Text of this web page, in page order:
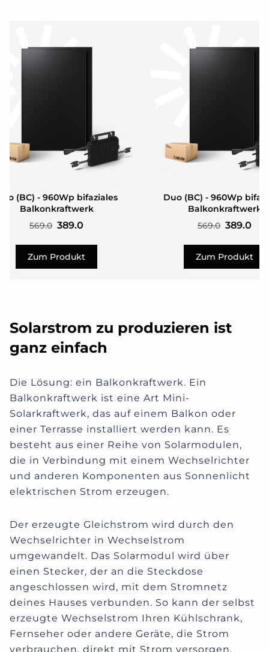
(BC) - 960Wp bifaziales
Balkonkraftwerk
569.0 389.0
Zum Produkt
Duo (BC) - 960Wp
Balkonkraftwerk
569.0 389.0
Zum Produkt
Solarstrom zu produzieren ist
ganz einfach
Die Lösung: ein Balkonkraftwerk. Ein
Balkonkraftwerk ist eine Art Mini-
Solarkraftwerk, das auf einem Balkon oder
einer Terrasse installiert werden kann. Es
besteht aus einer Reihe von Solarmodulen,
die in Verbindung mit einem Wechselrichter
und anderen Komponenten aus Sonnenlicht
elektrischen Strom erzeugen.
Der erzeugte Gleichstrom wird durch den
Wechselrichter in Wechselstrom
umgewandelt. Das Solarmodul wird über
einen Stecker, der an die Steckdose
angeschlossen wird, mit dem Stromnetz
deines Hauses verbunden. So kann der selbst
erzeugte Wechselstrom Ihren Kühlschrank,
Fernseher oder andere Geräte, die Strom
verbrauchen, direkt mit Strom versorgen.